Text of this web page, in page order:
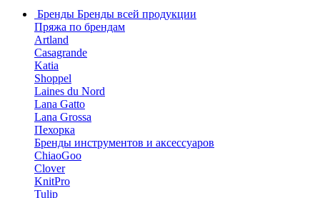
Бренды Бренды всей продукции
Пряжа по брендам
Artland
Casagrande
Katia
Shoppel
Laines du Nord
Lana Gatto
Lana Grossa
Пехорка
Бренды инструментов и аксессуаров
ChiaoGoo
Clover
KnitPro
Tulip